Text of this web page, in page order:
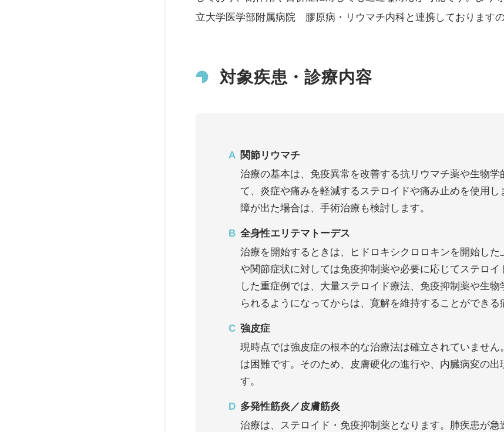
立大学医学部附属病院 膠原病・リウマチ内科と連携しております
対象疾患・診療内容
関節リウマチ
治療の基本は、免疫異常を改善する抗リウマチ薬や生物
て、炎症や痛みを軽減するステロイドや痛み止めを使用
障が出た場合は、手術治療も検討します。
全身性エリテマトーデス
治療を開始するときは、ヒドロキシクロロキンを開始し
や関節症状に対しては免疫抑制薬や必要に応じてステロ
した重症例では、大量ステロイド療法、免疫抑制薬や生
られるようになってからは、寛解を維持することができる
強皮症
現時点では強皮症の根本的な治療法は確立されていませ
は困難です。そのため、皮膚硬化の進行や、内臓病変の
す。
多発性筋炎／皮膚筋炎
治療は、ステロイド・免疫抑制薬となります。肺疾患が